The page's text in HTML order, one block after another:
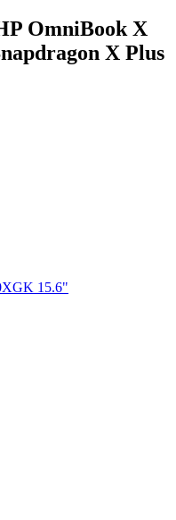
OmniBook X
X Plus
15.6"